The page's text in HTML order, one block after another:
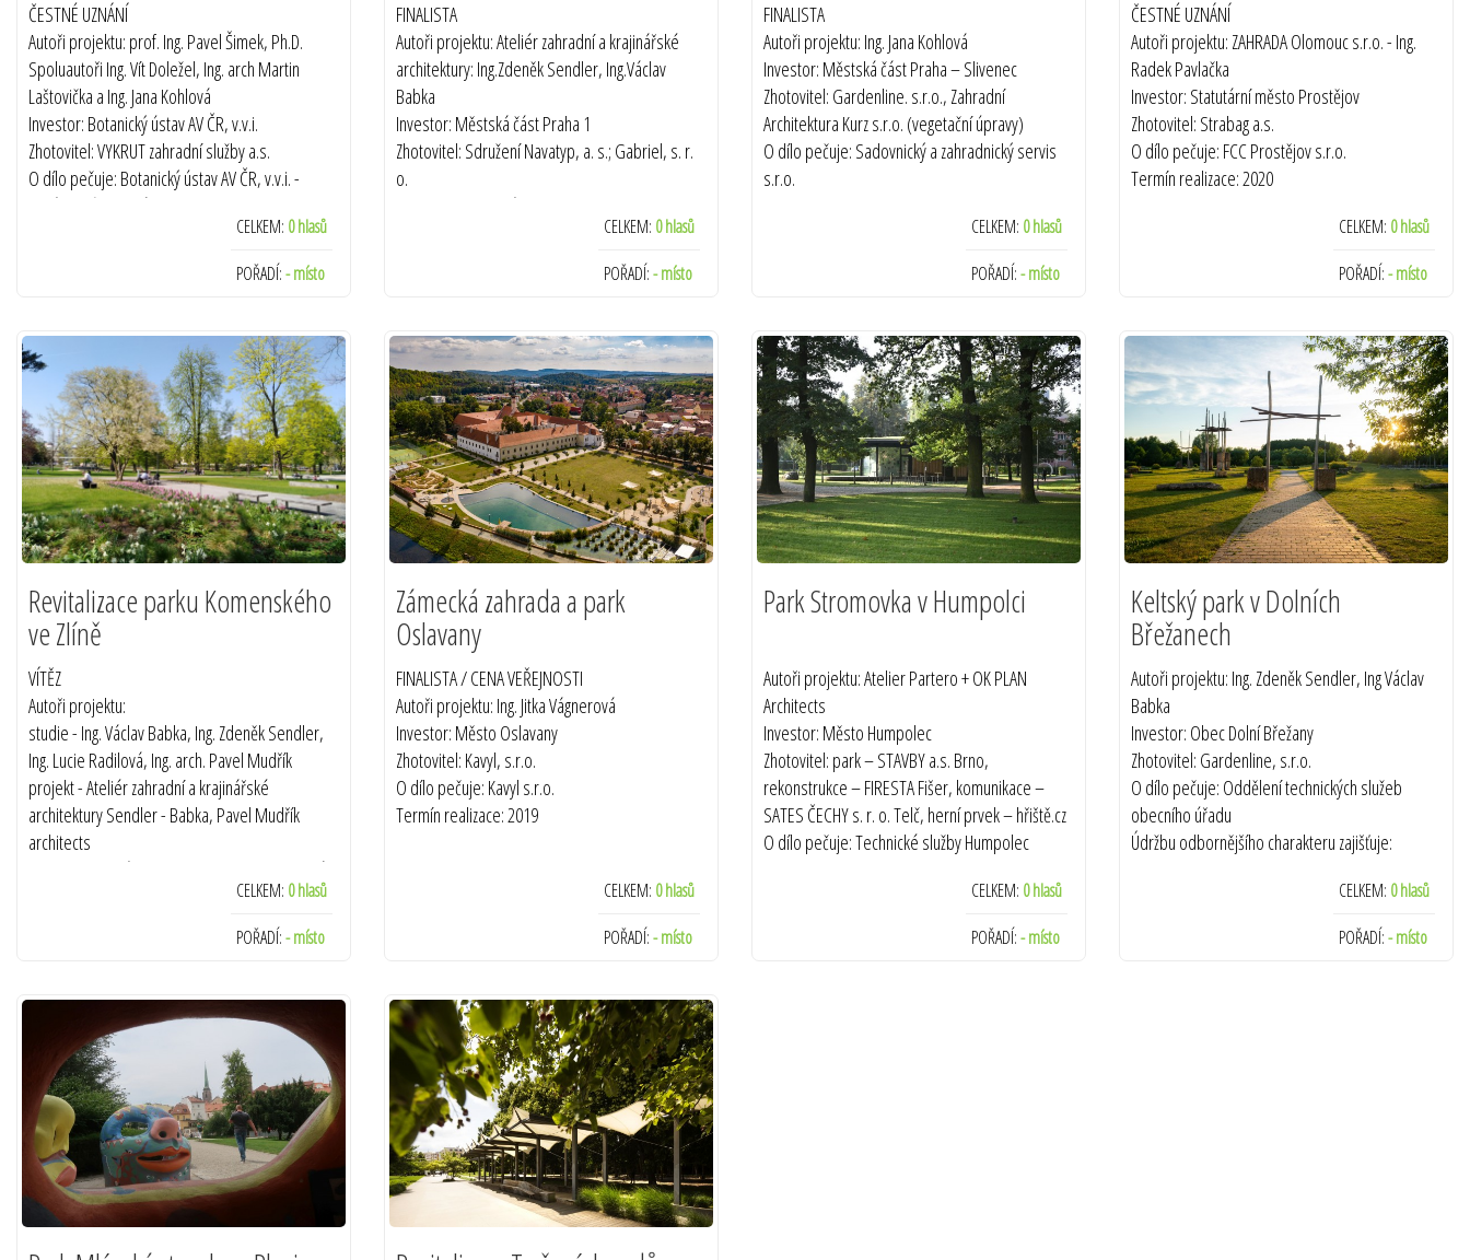
ČESTNÉ UZNÁNÍ
Autoři projektu: prof. Ing. Pavel Šimek, Ph.D.
Spoluautoři Ing. Vít Doležel, Ing. arch Martin
Laštovička a Ing. Jana Kohlová
Investor: Botanický ústav AV ČR, v.v.i.
Zhotovitel: VYKRUT zahradní služby a.s.
O dílo pečuje: Botanický ústav AV ČR, v.v.i. -
Správa Průhonického parku
CELKEM: 0 hlasů
POŘADÍ:- místo
FINALISTA
Autoři projektu: Ateliér zahradní a krajinářské
architektury: Ing.Zdeněk Sendler, Ing.Václav
Babka
Investor: Městská část Praha 1
Zhotovitel: Sdružení Navatyp, a. s.; Gabriel, s. r.
o.
O dílo pečuje: správce - Martin Břeň, zeleň a
CELKEM: 0 hlasů
POŘADÍ:- místo
FINALISTA
Autoři projektu: Ing. Jana Kohlová
Investor: Městská část Praha – Slivenec
Zhotovitel: Gardenline. s.r.o., Zahradní
Architektura Kurz s.r.o. (vegetační úpravy)
O dílo pečuje: Sadovnický a zahradnický servis
s.r.o.
CELKEM: 0 hlasů
POŘADÍ:- místo
ČESTNÉ UZNÁNÍ
Autoři projektu: ZAHRADA Olomouc s.r.o. - Ing.
Radek Pavlačka
Investor: Statutární město Prostějov
Zhotovitel: Strabag a.s.
O dílo pečuje: FCC Prostějov s.r.o.
Termín realizace: 2020
CELKEM: 0 hlasů
POŘADÍ:- místo
Revitalizace parku Komenského
ve Zlíně
VÍTĚZ
Autoři projektu:
studie - Ing. Václav Babka, Ing. Zdeněk Sendler,
Ing. Lucie Radilová, Ing. arch. Pavel Mudřík
projekt - Ateliér zahradní a krajinářské
architektury Sendler - Babka, Pavel Mudřík
architects
Investor: statutární město Zlín - odbor městské
Zhotovitel: PSG - International a.s.
O dílo pečuje: Odbor městské zeleně - Magistrát
Termín realizace: 2014
CELKEM: 0 hlasů
POŘADÍ:- místo
Zámecká zahrada a park
Oslavany
FINALISTA / CENA VEŘEJNOSTI
Autoři projektu: Ing. Jitka Vágnerová
Investor: Město Oslavany
Zhotovitel: Kavyl, s.r.o.
O dílo pečuje: Kavyl s.r.o.
Termín realizace: 2019
CELKEM: 0 hlasů
POŘADÍ:- místo
Park Stromovka v Humpolci
Autoři projektu: Atelier Partero + OK PLAN
Architects
Investor: Město Humpolec
Zhotovitel: park – STAVBY a.s. Brno,
rekonstrukce – FIRESTA Fišer, komunikace –
SATES ČECHY s. r. o. Telč, herní prvek – hřiště.cz
O dílo pečuje: Technické služby Humpolec
CELKEM: 0 hlasů
POŘADÍ:- místo
Keltský park v Dolních
Břežanech
Autoři projektu: Ing. Zdeněk Sendler, Ing Václav
Babka
Investor: Obec Dolní Břežany
Zhotovitel: Gardenline, s.r.o.
O dílo pečuje: Oddělení technických služeb
obecního úřadu
Údržbu odbornějšího charakteru zajišťuje:
CELKEM: 0 hlasů
POŘADÍ:- místo